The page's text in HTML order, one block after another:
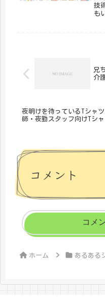
技
も
兄
介
夜明けを待っているTシャ
師・夜勤スタッフ向けTシ
コメント
コメ
ホーム あるある